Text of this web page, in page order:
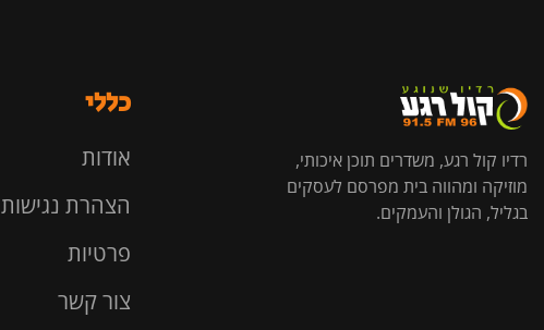
רדיו קול רגע, משדרים תוכן איכותי,
מוזיקה ומהווה בית מפרסם לעסקים
בגליל, הגולן והעמקים.
כללי
אודות
הצהרת נגישות
פרטיות
צור קשר